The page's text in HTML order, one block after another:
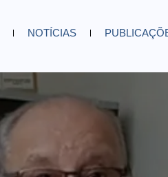
NOTÍCIAS